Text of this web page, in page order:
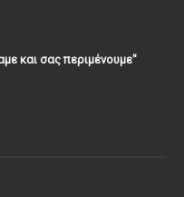
και σας περιμένουμε"